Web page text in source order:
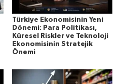
Türkiye Ekonomisinin Yeni
Dönemi: Para Politikası,
Küresel Riskler ve Teknoloji
Ekonomisinin Stratejik
Önemi